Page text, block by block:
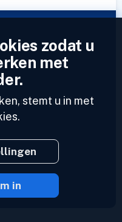
Voer een profiel in
zodat u
met
stemt u in met
in